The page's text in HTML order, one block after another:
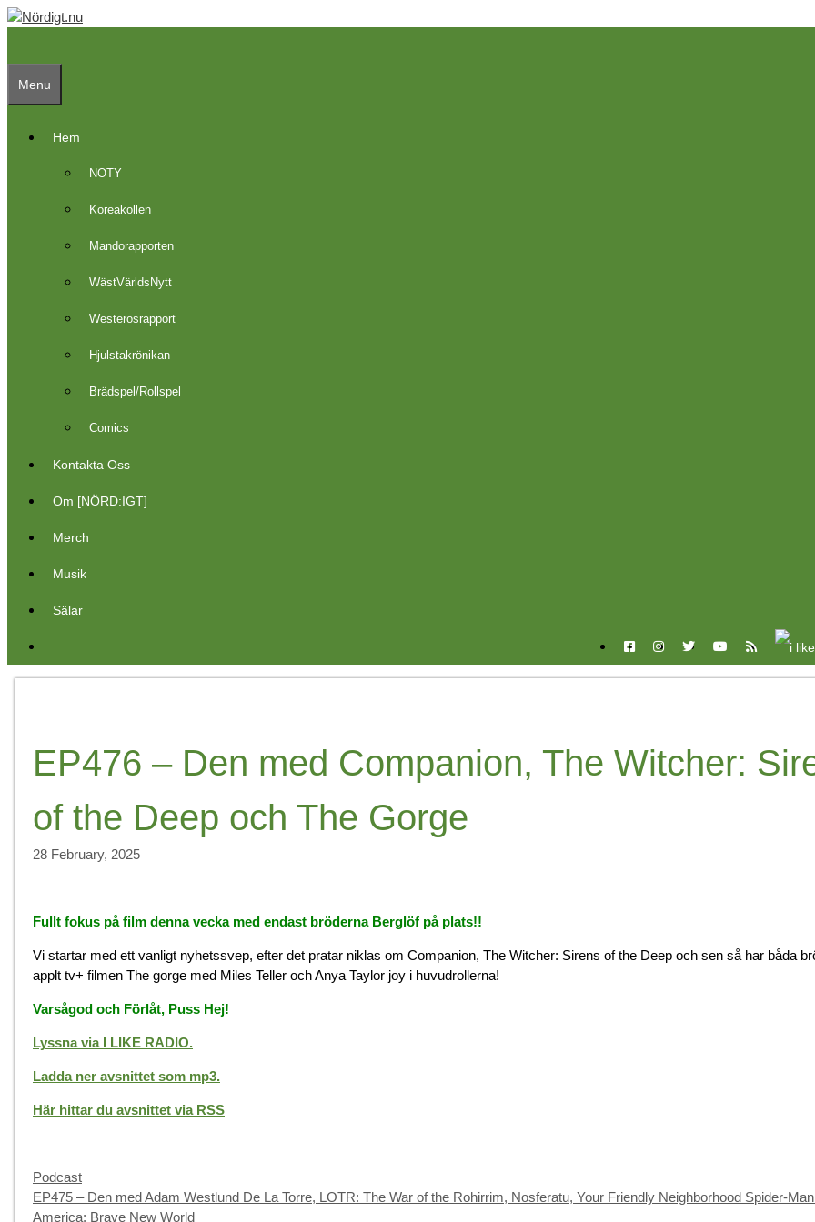
Skip
Menu
Hem
NOTY
Koreakollen
Mandorapporten
WästVärldsNytt
Westerosrapport
Hjulstakrönikan
Brädspel/Rollspel
Comics
Kontakta Oss
Om [NÖRD:IGT]
Merch
Musik
Sälar
EP476 – Den med Companion, The Witcher:
of the Deep och The Gorge
28 February, 2025
Fullt fokus på film denna vecka med endast bröderna Berglöf på plats!!
Vi startar med ett vanligt nyhetssvep, efter det pratar niklas om Companion, The Witcher: Sirens of the Deep och sen så har båda
applt tv+ filmen The gorge med Miles Teller och Anya Taylor joy i huvudrollerna!
Varsågod och Förlåt, Puss Hej!
Lyssna via I LIKE RADIO.
Ladda ner avsnittet som mp3.
Här hittar du avsnittet via RSS
Categories
Podcast
EP475 – Den med Adam Westlund De La Torre, LOTR: The War of the Rohirrim, Nosferatu, Your Friendly Neighborhood Spider-
America: Brave New World